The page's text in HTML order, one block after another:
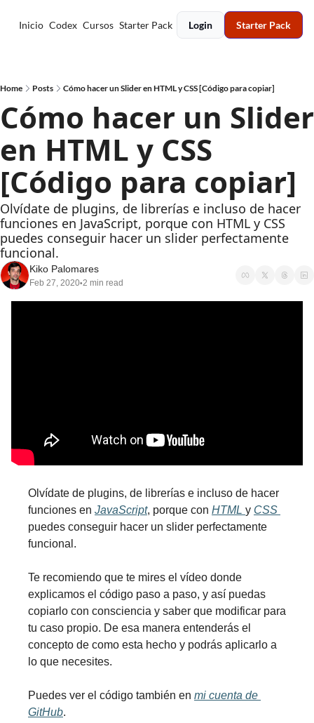
Inicio Codex Cursos Starter Pack Login Starter Pack
Home Posts Cómo hacer un Slider en HTML y CSS [Código para copiar]
Cómo hacer un Slider
en HTML y CSS
[Código para copiar]
Olvídate de plugins, de librerías e incluso de hacer
funciones en JavaScript, porque con HTML y CSS
puedes conseguir hacer un slider perfectamente
funcional.
Kiko Palomares
Feb 27, 2020•2 min read
Olvídate de plugins, de librerías e incluso de hacer
funciones en JavaScript, porque con HTML y
puedes conseguir hacer un slider perfectamente
funcional.
Te recomiendo que te mires el vídeo donde
explicamos el código paso a paso, y así puedas
copiarlo con consciencia y saber que modificar para
tu caso propio. De esa manera entenderás el
concepto de como esta hecho y podrás aplicarlo a
lo que necesites.
Puedes ver el código también en mi cuenta de
GitHub.